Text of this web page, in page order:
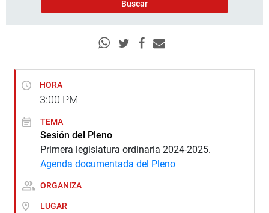
HORA
3:00 PM
TEMA
Sesión del Pleno
Primera legislatura ordinaria 2024-2025.
Agenda documentada del Pleno
ORGANIZA
LUGAR